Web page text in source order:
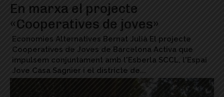
En marxa el projecte
«Cooperatives de joves»
Economies Alternatives Bernat Julià El projecte
Cooperatives de Joves de Barcelona Activa que
impulsem conjuntament amb l'Esberla SCCL, l'Espai
Jove Casa Sagnier i el districte de...